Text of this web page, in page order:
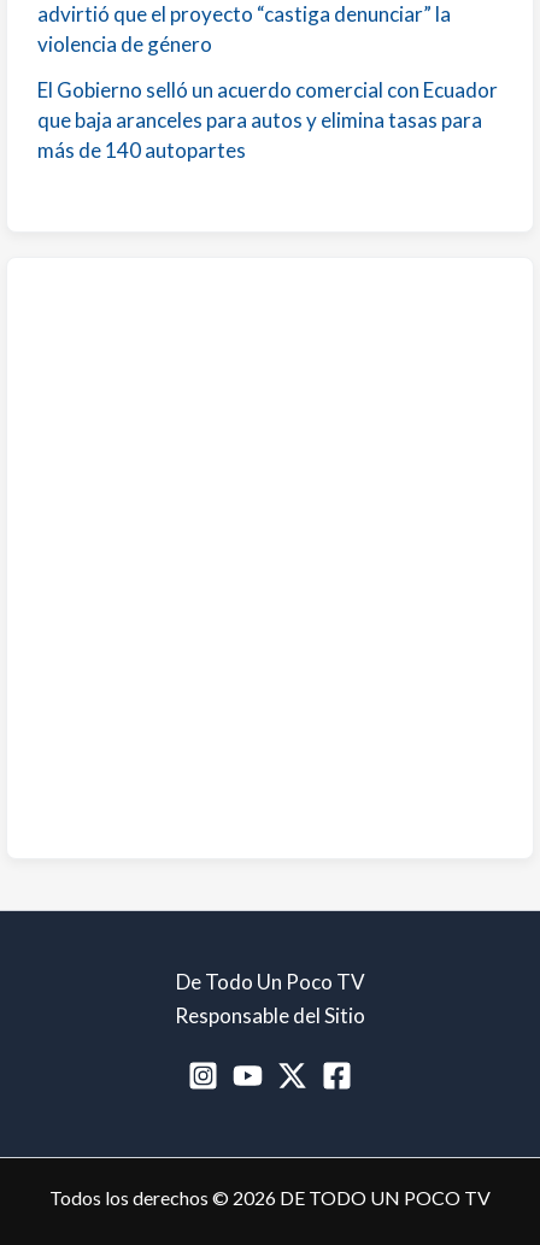
advirtió que el proyecto “castiga denunciar” la
violencia de género
El Gobierno selló un acuerdo comercial con Ecuador
que baja aranceles para autos y elimina tasas para
más de 140 autopartes
De Todo Un Poco TV
Responsable del Sitio
Todos los derechos © 2026 DE TODO UN POCO TV